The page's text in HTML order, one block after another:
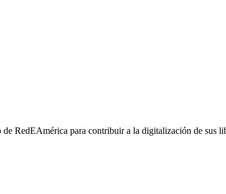
RedEAmérica para contribuir a la digitalización de sus